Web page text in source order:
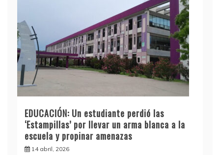
EDUCACIÓN: Un estudiante perdió las
‘Estampillas’ por llevar un arma blanca a la
escuela y propinar amenazas
14 abril, 2026